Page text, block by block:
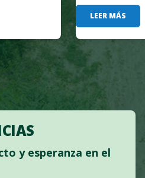
LEER MÁS
y esperanza en el